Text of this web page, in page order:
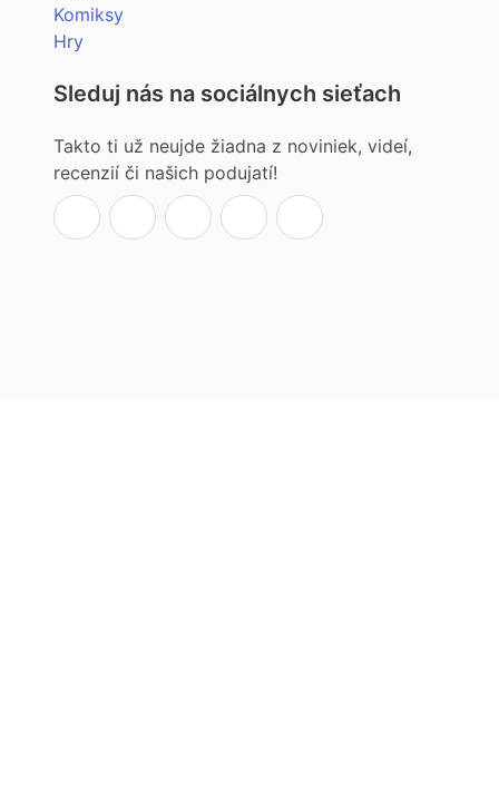
Komiksy
Hry
Sleduj nás na sociálnych sieťach
Takto ti už neujde žiadna z noviniek, videí,
recenzií či našich podujatí!